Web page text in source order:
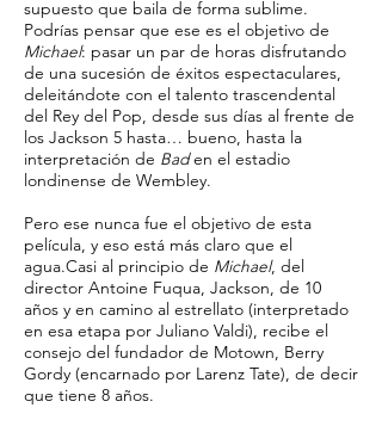
supuesto que baila de forma sublime.
Podrías pensar que ese es el objetivo de
Michael: pasar un par de horas disfrutando
de una sucesión de éxitos espectaculares,
deleitándote con el talento trascendental
del Rey del Pop, desde sus días al frente de
los Jackson 5 hasta… bueno, hasta la
interpretación de Baden el estadio
londinense de Wembley.
Pero ese nunca fue el objetivo de esta
película, y eso está más claro que el
agua.Casi al principio de Michael, del
director Antoine Fuqua, Jackson, de 10
años y en camino al estrellato (interpretado
en esa etapa por Juliano Valdi), recibe el
consejo del fundador de Motown, Berry
Gordy (encarnado por Larenz Tate), de decir
que tiene 8 años.